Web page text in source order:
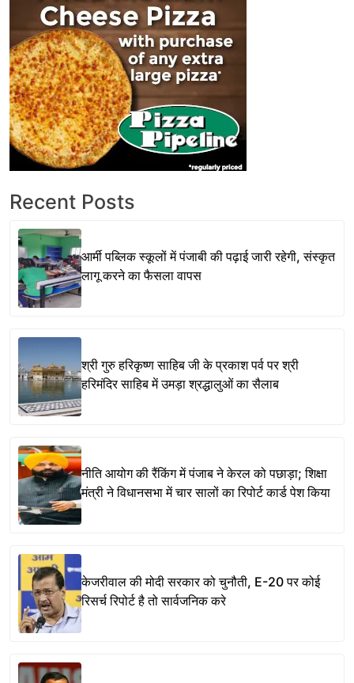
Recent Posts
आर्मी पब्लिक स्कूलों में पंजाबी की पढ़ाई जारी रहेगी, संस्कृत
लागू करने का फैसला वापस
श्री गुरु हरिकृष्ण साहिब जी के प्रकाश पर्व पर श्री
हरिमंदिर साहिब में उमड़ा श्रद्धालुओं का सैलाब
नीति आयोग की रैंकिंग में पंजाब ने केरल को पछाड़ा; शिक्षा
मंत्री ने विधानसभा में चार सालों का रिपोर्ट कार्ड पेश किया
केजरीवाल की मोदी सरकार को चुनौती, E-20 पर कोई
रिसर्च रिपोर्ट है तो सार्वजनिक करे